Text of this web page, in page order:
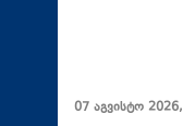
07 აგვისტო 2026,